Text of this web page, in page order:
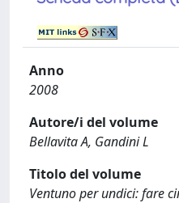
Anno
2008
Autore/i del volume
Bellavita A, Gandini L
Titolo del volume
Ventuno per undici: fare